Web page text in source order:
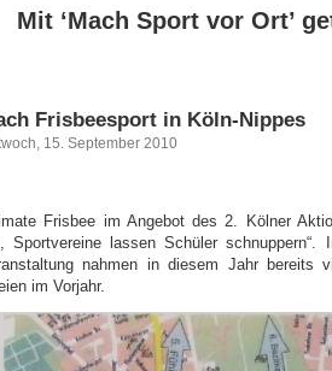
Mit ‘Mach Sport vor Ort’
Frisbeesport in Köln-Nippes
15. September 2010
Frisbee im Angebot des 2. Kölner
Sportvereine lassen Schüler schnuppern“.
nahmen in diesem Jahr bereits
im Vorjahr.